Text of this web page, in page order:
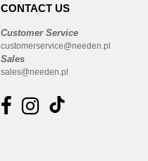
CONTACT US
Customer Service
customerservice@needen.pl
Sales
sales@needen.pl